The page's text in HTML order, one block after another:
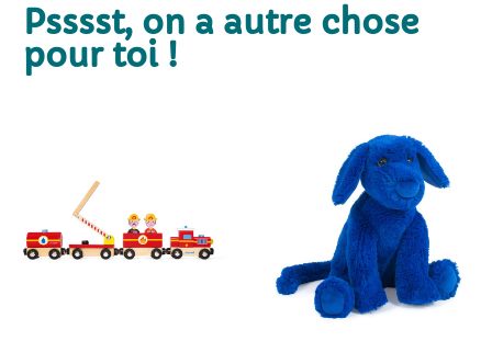
Psssst, on a autre chose
pour toi !